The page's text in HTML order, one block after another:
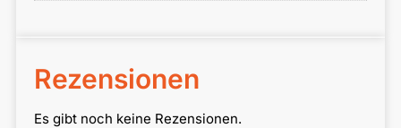
Rezensionen
Es gibt noch keine Rezensionen.